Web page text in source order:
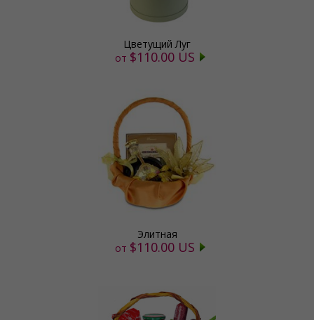
Цветущий Луг
от $110.00 US
Элитная
от $110.00 US